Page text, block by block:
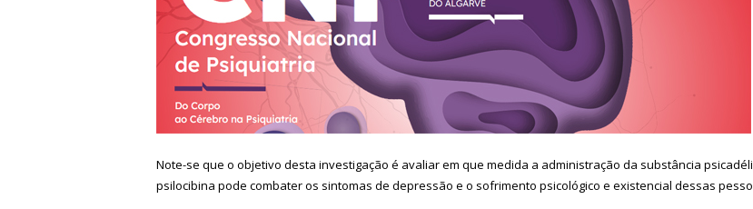
Note-se que o objetivo desta investigação é avaliar em que medida a administração da substância
psilocibina pode combater os sintomas de depressão e o sofrimento psicológico e existencial dessas